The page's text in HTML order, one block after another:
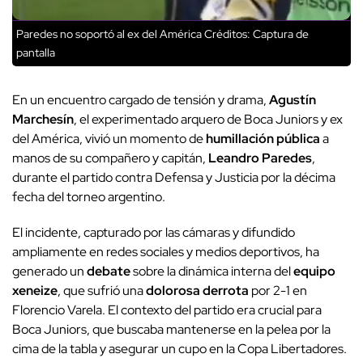
Paredes no soportó al ex del AméricaCréditos: Captura de
pantalla
En un encuentro cargado de tensión y drama,Agustín
Marchesín, el experimentado arquero de Boca Juniors y ex
del América, vivió un momento dehumillación públicaa
manos de su compañero y capitán, Leandro Paredes,
durante el partido contra Defensa y Justicia por la décima
fecha del torneo argentino.
El incidente, capturado por las cámaras y difundido
ampliamente en redes sociales y medios deportivos, ha
generado undebatesobre la dinámica interna delequipo
xeneize, que sufrió unadolorosa derrota por 2-1 en
Florencio Varela. El contexto del partido era crucial para
Boca Juniors, que buscaba mantenerse en la pelea por la
cima de la tabla y asegurar un cupo en la Copa Libertadores.